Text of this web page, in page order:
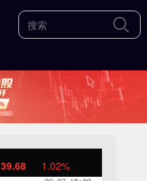
39.68 1.02%